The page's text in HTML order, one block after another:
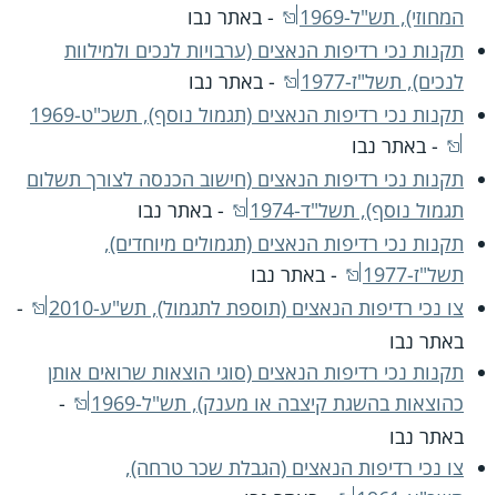
המחוזי), תש"ל-1969
- באתר נבו
תקנות נכי רדיפות הנאצים (ערבויות לנכים ולמילוות
לנכים), תשל"ז-1977
- באתר נבו
תקנות נכי רדיפות הנאצים (תגמול נוסף), תשכ"ט-1969
- באתר נבו
תקנות נכי רדיפות הנאצים (חישוב הכנסה לצורך תשלום
תגמול נוסף), תשל"ד-1974
- באתר נבו
תקנות נכי רדיפות הנאצים (תגמולים מיוחדים),
תשל"ז-1977
- באתר נבו
צו נכי רדיפות הנאצים (תוספת לתגמול), תש"ע-2010
-
באתר נבו
תקנות נכי רדיפות הנאצים (סוגי הוצאות שרואים אותן
כהוצאות בהשגת קיצבה או מענק), תש"ל-1969
-
באתר נבו
צו נכי רדיפות הנאצים (הגבלת שכר טרחה),